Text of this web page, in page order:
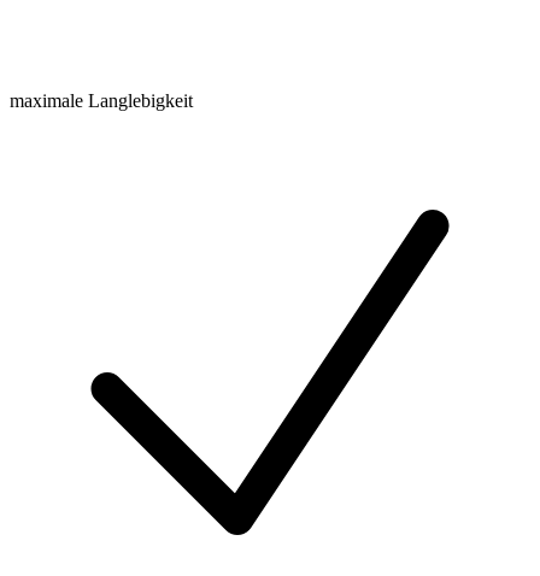
maximale Langlebigkeit